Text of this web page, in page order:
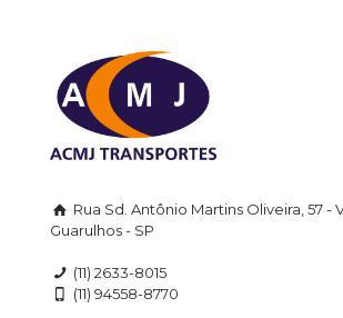
Rua Sd. Antônio Martins Oliveira, 57 -
Guarulhos - SP
(11) 2633-8015
(11) 94558-8770